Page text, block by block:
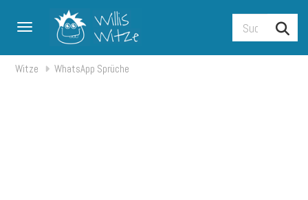
Toggle navigation
Witze WhatsApp Sprüche